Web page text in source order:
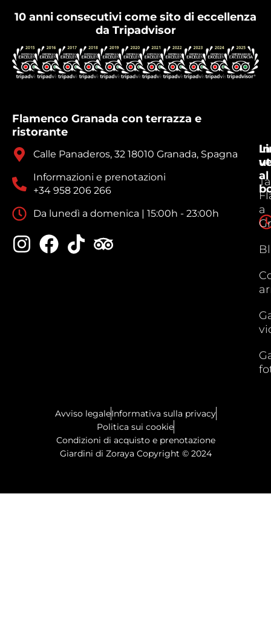
10 anni consecutivi come sito di eccellenza
da Tripadvisor
Flamenco Granada con terrazza e
ristorante
Calle Panaderos, 32 18010 Granada, Spagna
Informazioni e prenotazioni
+34 958 206 266
Da lunedì a domenica | 15:00h - 23:00h
In
al
a
Avviso legaleInformativa sulla privacy
Politica sui cookie
Condizioni di acquisto e prenotazione
Giardini di Zoraya Copyright © 2024